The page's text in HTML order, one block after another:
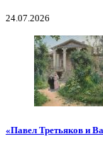
24.07.2026
«Павел Третьяков и